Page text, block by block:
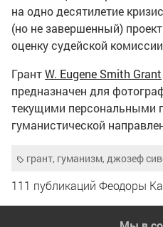
на одно десятилетие
(но не завершенный)
оценку судейской
ГрантW. Eugene Smith Grant
предназначен для
текущими персональными
гуманистической
грант, гуманизм, джозеф
111 публикаций Феодоры